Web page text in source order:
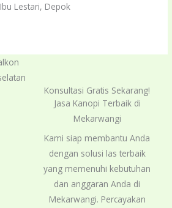
5
5
Ibu Lestari, Depok
Konsultasi Gratis Sekarang!
Jasa Kanopi Terbaik di
Mekarwangi
Kami siap membantu Anda
dengan solusi las terbaik
yang memenuhi kebutuhan
dan anggaran Anda di
Mekarwangi. Percayakan